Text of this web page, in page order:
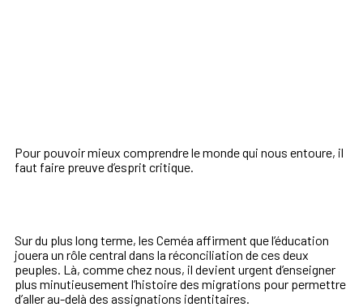
Pour pouvoir mieux comprendre le monde qui nous entoure, il
faut faire preuve d’esprit critique.
Sur du plus long terme, les Ceméa affirment que l’éducation
jouera un rôle central dans la réconciliation de ces deux
peuples. Là, comme chez nous, il devient urgent d’enseigner
plus minutieusement l’histoire des migrations pour permettre
d’aller au-delà des assignations identitaires.